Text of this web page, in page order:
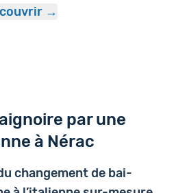
par une
à Nérac
chan­ge­ment de bai­